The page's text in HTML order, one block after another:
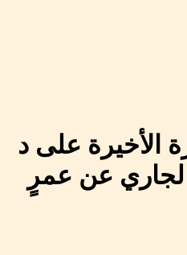
الأخيرة على د
الحياة السبت الموافق 26 يوليو(تموز) الجاري عن عمرٍ